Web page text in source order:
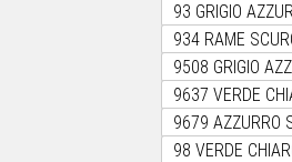
93 GRIGIO
934 RAME
9508 GRIGIO
9637 VERDE
9679 AZZURRO
98 VERDE